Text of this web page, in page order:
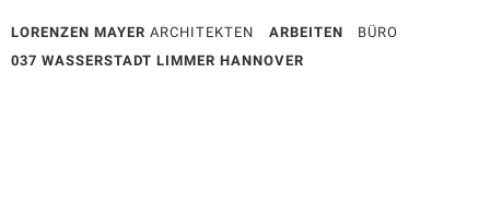
LORENZEN MAYER ARCHITEKTEN ARBEITEN
BÜRO
037 WASSERSTADT LIMMER HANNOVER